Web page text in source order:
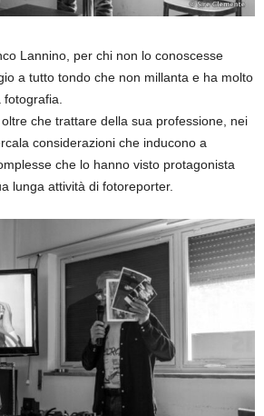
Lannino, per chi non lo conoscesse
a tutto tondo che non millanta e ha molto
che trattare della sua professione, nei
considerazioni che inducono a
che lo hanno visto protagonista
lunga attività di fotoreporter.